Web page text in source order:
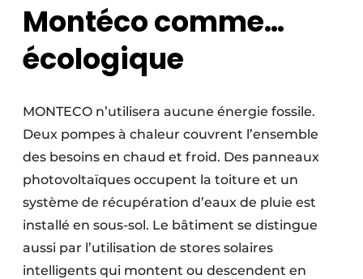
Montéco comme…
écologique
MONTECO n’utilisera aucune énergie fossile.
Deux pompes à chaleur couvrent l’ensemble
des besoins en chaud et froid. Des panneaux
photovoltaïques occupent la toiture et un
système de récupération d’eaux de pluie est
installé en sous-sol. Le bâtiment se distingue
aussi par l’utilisation de stores solaires
intelligents qui montent ou descendent en